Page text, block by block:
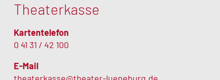
Theaterkasse
Kartentelefon
0 41 31 / 42 100
E-Mail